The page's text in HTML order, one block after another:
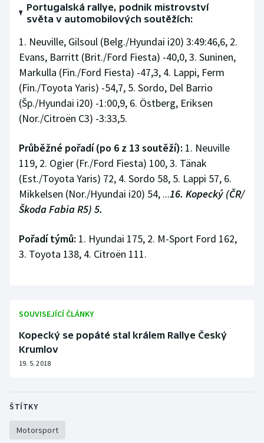
Plážový volejbal
Ragby
Rychlobruslení
Rychlostní kanoistika
Short track
Sportovní střelba
Stolní tenis
Triatlon
Veslování
Portugalská rallye, podnik mistrovství
světa v automobilových soutěžích:
1. Neuville, Gilsoul (Belg./Hyundai i20) 3:49:46,6, 2.
Evans, Barritt (Brit./Ford Fiesta) -40,0, 3. Suninen,
Markulla (Fin./Ford Fiesta) -47,3, 4. Lappi, Ferm
(Fin./Toyota Yaris) -54,7, 5. Sordo, Del Barrio
(Šp./Hyundai i20) -1:00,9, 6. Östberg, Eriksen
(Nor./Citroën C3) -3:33,5.
Průběžné pořadí (po 6 z 13 soutěží): 1. Neuville
119, 2. Ogier (Fr./Ford Fiesta) 100, 3. Tänak
(Est./Toyota Yaris) 72, 4. Sordo 58, 5. Lappi 57, 6.
Mikkelsen (Nor./Hyundai i20) 54, ...16. Kopecký (ČR/
Škoda Fabia R5) 5.
Pořadí týmů: 1. Hyundai 175, 2. M-Sport Ford 162,
3. Toyota 138, 4. Citroën 111.
SOUVISEJÍCÍ ČLÁNKY
Kopecký se popáté stal králem Rallye Český
Krumlov
19. 5. 2018
ŠTÍTKY
Motorsport